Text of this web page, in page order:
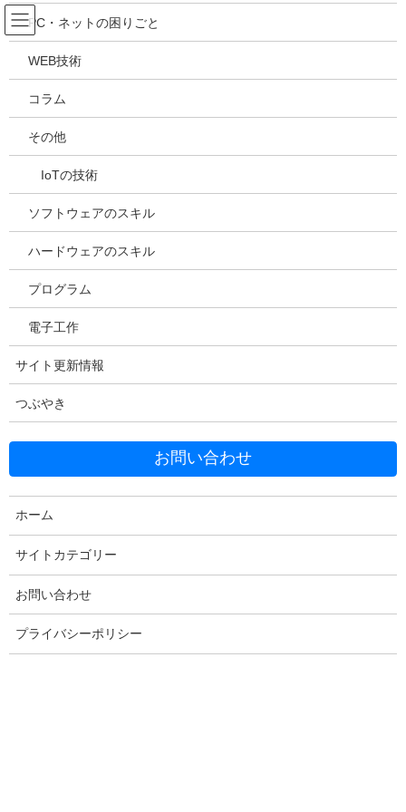
コ
ン
テ
ツ
ス
ッ
ナ
ビ
ゲ
シ
ン
移
吉川万能ＩＴ研究所
メディア
HOME
2019年1月30日
20190130175055
Threads
Copy
PC・ネットの困りごと
WEB技術
コラム
その他
IoTの技術
ソフトウェアのスキル
ハードウェアのスキル
プログラム
電子工作
サイト更新情報
つぶやき
お問い合わせ
ホーム
サイトカテゴリー
お問い合わせ
プライバシーポリシー